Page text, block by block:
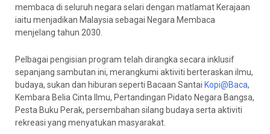
membaca di seluruh negara selari dengan matlamat Kerajaan
iaitu menjadikan Malaysia sebagai Negara Membaca
menjelang tahun 2030.
Pelbagai pengisian program telah dirangka secara inklusif
sepanjang sambutan ini, merangkumi aktiviti berteraskan ilmu,
budaya, sukan dan hiburan seperti Bacaan Santai Kopi@Baca,
Kembara Belia Cinta Ilmu, Pertandingan Pidato Negara Bangsa,
Pesta Buku Perak, persembahan silang budaya serta aktiviti
rekreasi yang menyatukan masyarakat.